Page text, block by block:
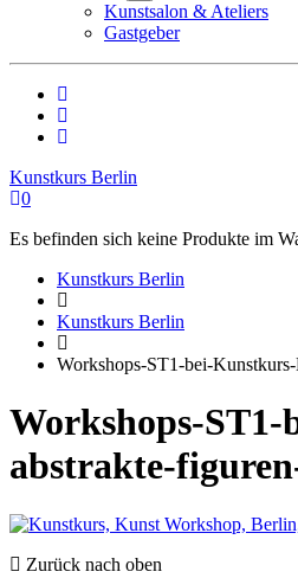
Kunstsalon & Ateliers
Gastgeber
Kunstkurs Berlin
0
Es befinden sich keine Produkte im
Kunstkurs Berlin
Kunstkurs Berlin
Workshops-ST1-bei-
Workshops-
abstrakte-
Zurück nach oben